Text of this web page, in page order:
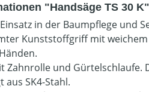
"Handsäge TS 30 K"
in der Baumpflege und
Kunststoffgriff mit
Zahnrolle und Gürtelschlaufe.
aus SK4-Stahl.